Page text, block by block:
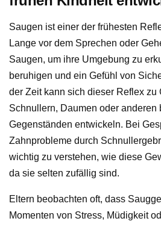
Saugen ist einer der frühesten
Lange vor dem Sprechen oder
Saugen, um ihre Umgebung zu
beruhigen und ein Gefühl von
der Zeit kann sich dieser Reflex zu
Schnullern, Daumen oder anderen
Gegenständen entwickeln. Bei
Zahnprobleme durch
wichtig zu verstehen, wie diese
da sie selten zufällig sind.
Eltern beobachten oft, dass
Momenten von Stress, Müdigkeit